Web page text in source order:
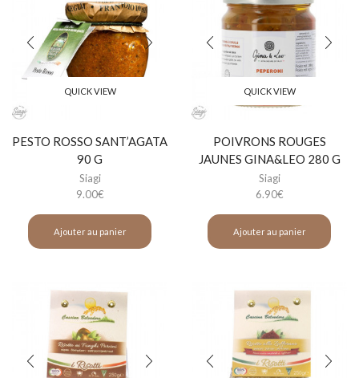
QUICK VIEW
PESTO ROSSO SANT’AGATA
90 G
Siagi
9.00€
Ajouter au panier
QUICK VIEW
POIVRONS ROUGES
JAUNES GINA&LEO 280 G
Siagi
6.90€
Ajouter au panier